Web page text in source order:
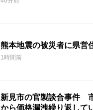
熊本地震の被災者に県
1時間前
新見市の官製談合事件
から価格漏洩繰り返し